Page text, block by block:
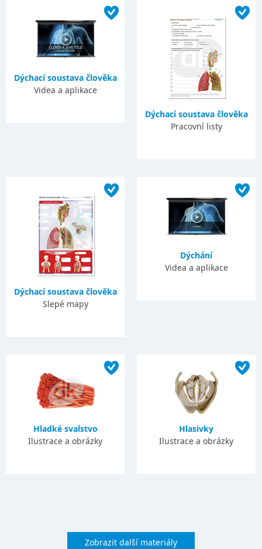
Dýchací soustava člověka
Videa a aplikace
Dýchací soustava člověka
Pracovní listy
Dýchací soustava člověka
Slepé mapy
Dýchání
Videa a aplikace
Hladké svalstvo
Ilustrace a obrázky
Hlasivky
Ilustrace a obrázky
Zobrazit další materiály